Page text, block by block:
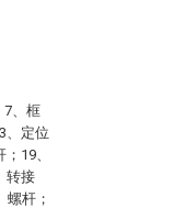
7、框
、定位
19、
转接
杆；